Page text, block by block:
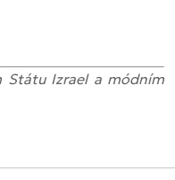
Státu Izrael a módním